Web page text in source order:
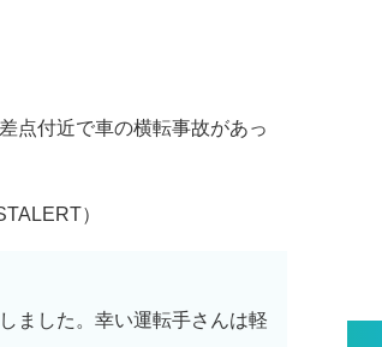
点付近で車の横転事故があっ
）
ました。幸い運転手さんは軽